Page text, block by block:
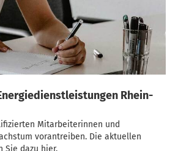
Rhein-
Mitarbeiterinnen und
vorantreiben. Die aktuellen
Sie dazu hier.